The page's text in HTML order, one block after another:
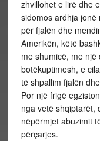
zhvillohet e lirë dhe
sidomos ardhja jonë
për fjalën dhe
Amerikën, këtë
me shumicë, me
botëkuptimesh, e
të shpallim fjalën
Por një frigë
nga vetë shqiptarët,
nëpërmjet abuzimit
përçarjes.